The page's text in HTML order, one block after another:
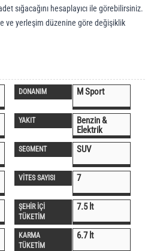
sığacağını hesaplayıcı ile görebilirsiniz.
ve yerleşim düzenine göre değişiklik
DONANIM M Sport
YAKIT
Benzin &
Elektrik
SEGMENT SUV
VİTES SAYISI 7
ŞEHİR İÇİ
TÜKETİM
7.5 lt
KARMA
TÜKETİM
6.7 lt